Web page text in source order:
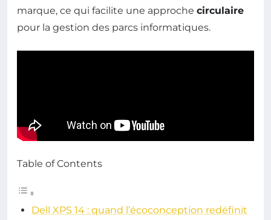
marque, ce qui facilite une approche circulaire
pour la gestion des parcs informatiques.
Table of Contents
Dell XPS 14 : quand l’écoconception redéfinit